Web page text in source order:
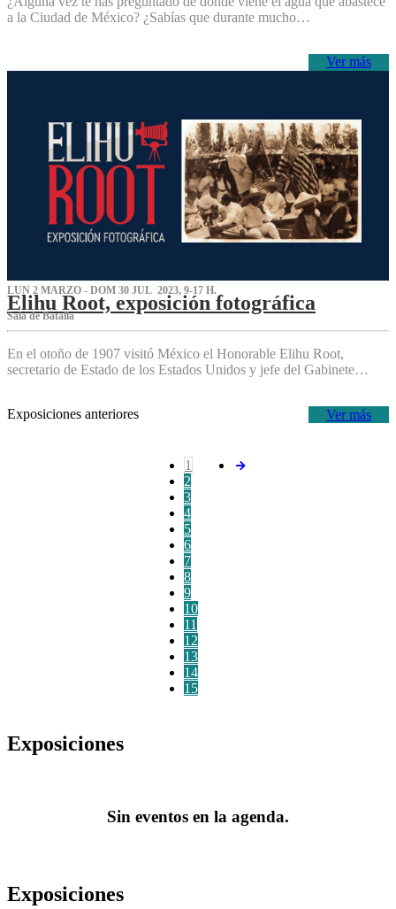
a la Ciudad de México? ¿Sabías que durante mucho…
Ver más
LUN 2 MARZO - DOM 30 JUL 2023, 9-17 H.
Elihu Root, exposición fotográfica
Sala de Batalla
En el otoño de 1907 visitó México el Honorable Elihu Root,
secretario de Estado de los Estados Unidos y jefe del Gabinete…
Ver más
Exposiciones anteriores
1
2
3
4
5
6
7
8
9
10
11
12
13
14
15
Exposiciones
Sin eventos en la agenda.
Exposiciones